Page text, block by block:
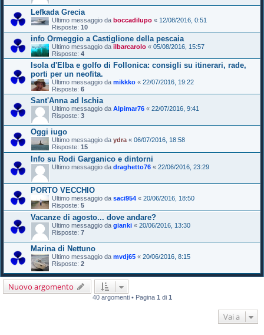
Lefkada Grecia
Ultimo messaggio da boccadilupo « 12/08/2016, 0:51
Risposte: 10
info Ormeggio a Castiglione della pescaia
Ultimo messaggio da ilbarcarolo « 05/08/2016, 15:57
Risposte: 4
Isola d'Elba e golfo di Follonica: consigli su itinerari, rade,
porti per un neofita.
Ultimo messaggio da mikkko « 22/07/2016, 19:22
Risposte: 6
Sant'Anna ad Ischia
Ultimo messaggio da Alpimar76 « 22/07/2016, 9:41
Risposte: 3
Oggi iugo
Ultimo messaggio da ydra « 06/07/2016, 18:58
Risposte: 15
Info su Rodi Garganico e dintorni
Ultimo messaggio da draghetto76 « 22/06/2016, 23:29
PORTO VECCHIO
Ultimo messaggio da saci954 « 20/06/2016, 18:50
Risposte: 5
Vacanze di agosto... dove andare?
Ultimo messaggio da gianki « 20/06/2016, 13:30
Risposte: 7
Marina di Nettuno
Ultimo messaggio da mvdj65 « 20/06/2016, 8:15
Risposte: 2
Nuovo argomento
40 argomenti • Pagina 1 di 1
Vai a